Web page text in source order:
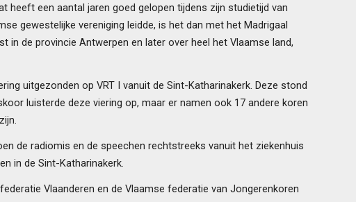
heeft een aantal jaren goed gelopen tijdens zijn studietijd van
gewestelijke vereniging leidde, is het dan met het Madrigaal
de provincie Antwerpen en later over heel het Vlaamse land,
uitgezonden op VRT I vanuit de Sint-Katharinakerk. Deze stond
luisterde deze viering op, maar er namen ook 17 andere koren
de radiomis en de speechen rechtstreeks vanuit het ziekenhuis
in de Sint-Katharinakerk.
Vlaanderen en de Vlaamse federatie van Jongerenkoren